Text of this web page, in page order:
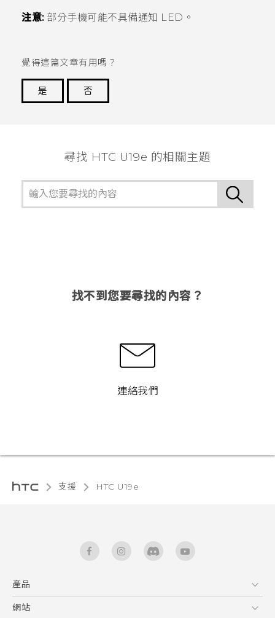
注意:部分手機可能不具備通知 LED。
覺得這篇文章有用嗎？
是
否
尋找 HTC U19e 的相關主題
找不到您要尋找的內容？
連絡我們
支援 HTC U19e‎
產品
5G
網站